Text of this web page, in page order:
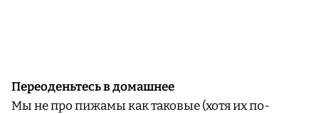
Переоденьтесь в домашнее
Мы не про пижамы как таковые (хотя их по-